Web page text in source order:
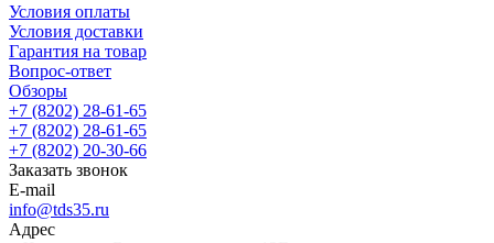
Условия оплаты
Условия доставки
Гарантия на товар
Вопрос-ответ
Обзоры
+7 (8202) 28‑61-65
+7 (8202) 28‑61-65
+7 (8202) 20‑30-66
Заказать звонок
E-mail
info@tds35.ru
Адрес